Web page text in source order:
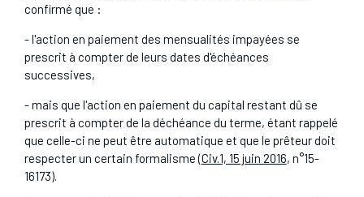
confirmé que :
- l'action en paiement des mensualités impayées se
prescrit à compter de leurs dates d'échéances
successives,
- mais que l'action en paiement du capital restant dû se
prescrit à compter de la déchéance du terme, étant rappelé
que celle-ci ne peut être automatique et que le prêteur doit
respecter un certain formalisme (Civ.1, 15 juin 2016, n°15-
16173).